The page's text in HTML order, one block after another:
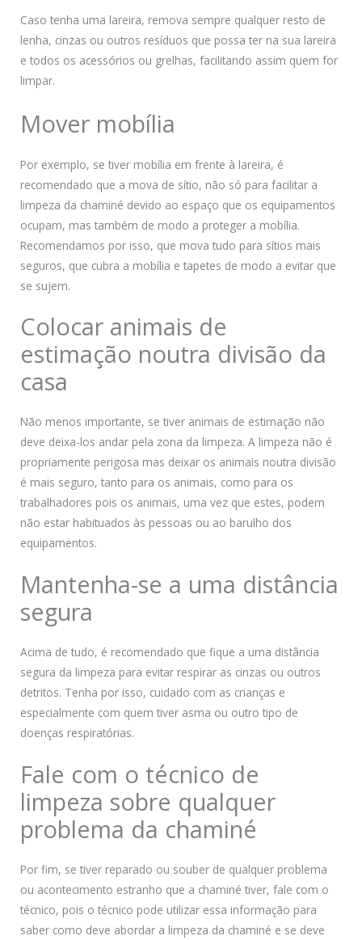
Caso tenha uma lareira, remova sempre qualquer resto de
lenha, cinzas ou outros resíduos que possa ter na sua lareira
e todos os acessórios ou grelhas, facilitando assim quem for
limpar.
Mover mobília
Por exemplo, se tiver mobília em frente à lareira, é
recomendado que a mova de sítio, não só para facilitar a
limpeza da chaminé devido ao espaço que os equipamentos
ocupam, mas também de modo a proteger a mobília.
Recomendamos por isso, que mova tudo para sítios mais
seguros, que cubra a mobília e tapetes de modo a evitar que
se sujem.
Colocar animais de
estimação noutra divisão da
casa
Não menos importante, se tiver animais de estimação não
deve deixa-los andar pela zona da limpeza. A limpeza não é
propriamente perigosa mas deixar os animais noutra divisão
é mais seguro, tanto para os animais, como para os
trabalhadores pois os animais, uma vez que estes, podem
não estar habituados às pessoas ou ao barulho dos
equipamentos.
Mantenha-se a uma distância
segura
Acima de tudo, é recomendado que fique a uma distância
segura da limpeza para evitar respirar as cinzas ou outros
detritos. Tenha por isso, cuidado com as crianças e
especialmente com quem tiver asma ou outro tipo de
doenças respiratórias.
Fale com o técnico de
limpeza sobre qualquer
problema da chaminé
Por fim, se tiver reparado ou souber de qualquer problema
ou acontecimento estranho que a chaminé tiver, fale com o
técnico, pois o técnico pode utilizar essa informação para
saber como deve abordar a limpeza da chaminé e se deve